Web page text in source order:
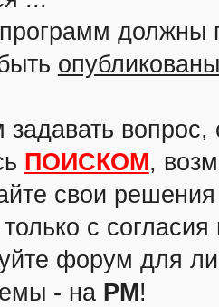
должны
вопрос,
ПОИСКОМ,
свои
с
форум для
- на PM!